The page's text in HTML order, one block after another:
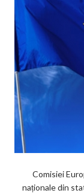
Comisiei
naționale din